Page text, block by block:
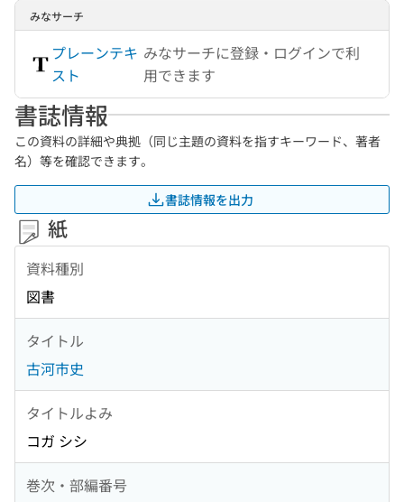
みなサーチ
プレーンテキ
スト
みなサーチに登録・ログインで利
用できます
書誌情報
この資料の詳細や典拠（同じ主題の資料を指すキーワード、著者
名）等を確認できます。
書誌情報を出力
紙
資料種別
図書
タイトル
古河市史
タイトルよみ
コガ シシ
巻次・部編番号